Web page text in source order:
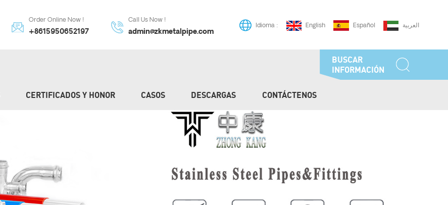
Idioma : English Español العربية
Order Online Now !
+8615950652197
Call Us Now !
admin@zkmetalpipe.com
BUSCAR
INFORMACIÓN
CERTIFICADOS Y HONOR CASOS DESCARGAS CONTÁCTENOS